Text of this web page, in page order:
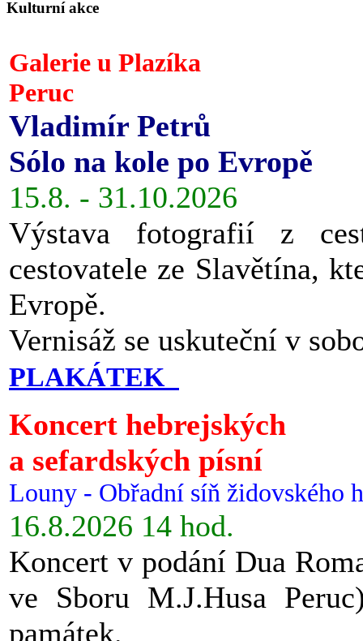
Kulturní akce
Galerie u Plazíka
Peruc
Vladimír Petrů
Sólo na kole po Evropě
15.8. - 31.10.2026
Výstava fotografií z
cestovatele ze Slavětína,
Evropě.
Vernisáž se uskuteční v
PLAKÁTEK
Koncert hebrejských
a sefardských písní
Louny - Obřadní síň židovského
16.8.2026 14 hod.
Koncert v podání Dua
ve Sboru M.J.Husa
památek.